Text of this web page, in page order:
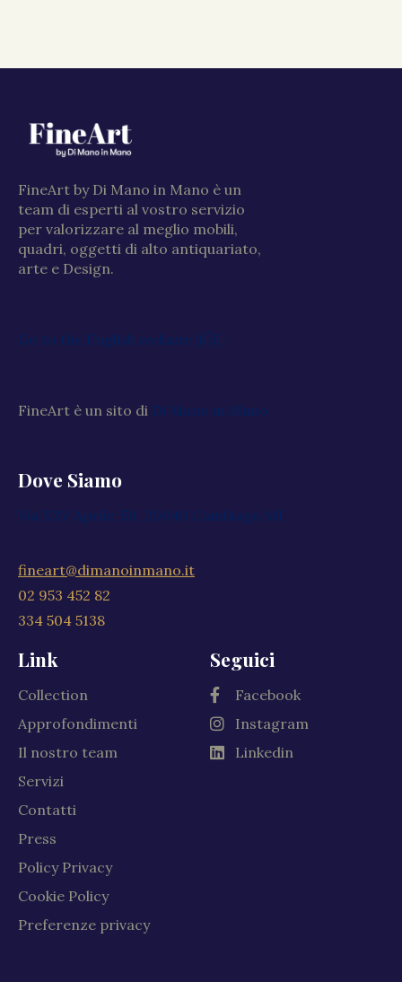
FineArt by Di Mano in Mano è un
team di esperti al vostro servizio
per valorizzare al meglio mobili,
quadri, oggetti di alto antiquariato,
arte e Design.
Go to the English website 🇬🇧
FineArt è un sito di Di Mano in Mano
Dove Siamo
Via XXV Aprile, 59, 20040 Cambiago MI
fineart@dimanoinmano.it
02 953 452 82
334 504 5138
Link
Collection
Approfondimenti
Il nostro team
Servizi
Contatti
Press
Policy Privacy
Cookie Policy
Preferenze privacy
Seguici
Facebook
Instagram
Linkedin